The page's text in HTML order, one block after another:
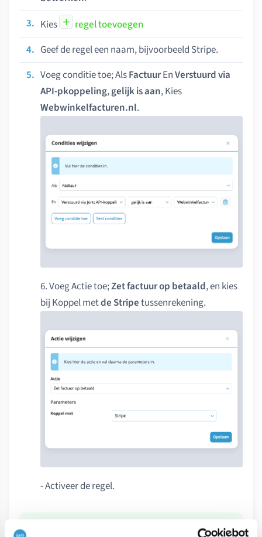
Kies
regel toevoegen
Geef de regel een naam, bijvoorbeeld Stripe.
Voeg conditie toe; AlsFactuurEnVerstuurd via
API-pkoppeling,gelijk is aan, Kies
Webwinkelfacturen.nl.
6. Voeg Actie toe;Zet factuur op betaald, en kies
bij Koppel metde Stripetussenrekening.
- Activeer de regel.
Conditie Factuur